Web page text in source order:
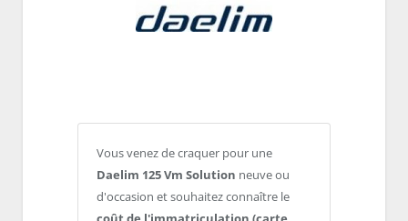
Vous venez de craquer pour une
Daelim 125 Vm Solution neuve ou
d'occasion et souhaitez connaître le